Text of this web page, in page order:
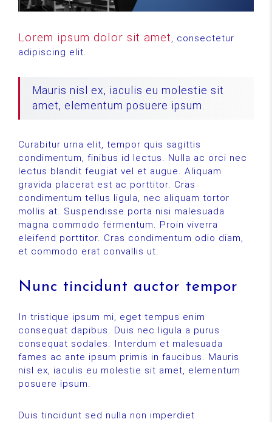
Lorem ipsum dolor sit amet, consectetur
adipiscing elit.
Mauris nisl ex, iaculis eu molestie sit
amet, elementum posuere ipsum.
Curabitur urna elit, tempor quis sagittis
condimentum, finibus id lectus. Nulla ac orci nec
lectus blandit feugiat vel et augue. Aliquam
gravida placerat est ac porttitor. Cras
condimentum tellus ligula, nec aliquam tortor
mollis at. Suspendisse porta nisi malesuada
magna commodo fermentum. Proin viverra
eleifend porttitor. Cras condimentum odio diam,
et commodo erat convallis ut.
Nunc tincidunt auctor tempor
In tristique ipsum mi, eget tempus enim
consequat dapibus. Duis nec ligula a purus
consequat sodales. Interdum et malesuada
fames ac ante ipsum primis in faucibus. Mauris
nisl ex, iaculis eu molestie sit amet, elementum
posuere ipsum.
Duis tincidunt sed nulla non imperdiet